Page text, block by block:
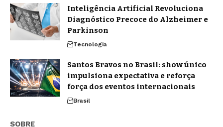
Inteligência Artificial Revoluciona
Diagnóstico Precoce do Alzheimer e
Parkinson
Tecnologia
Santos Bravos no Brasil: show único
impulsiona expectativa e reforça
força dos eventos internacionais
Brasil
SOBRE